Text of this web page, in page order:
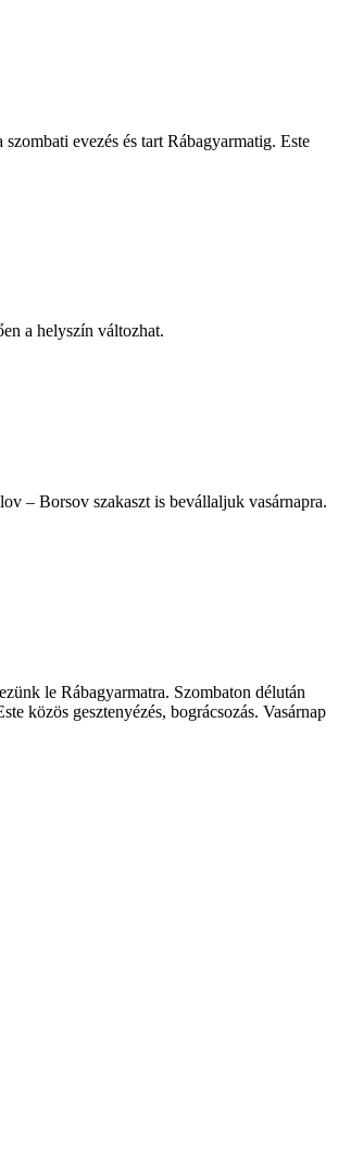
evezés és tart Rábagyarmatig. Este
a helyszín változhat.
– Borsov szakaszt is bevállaljuk vasárnapra.
le Rábagyarmatra. Szombaton délután
közös gesztenyézés, bográcsozás. Vasárnap